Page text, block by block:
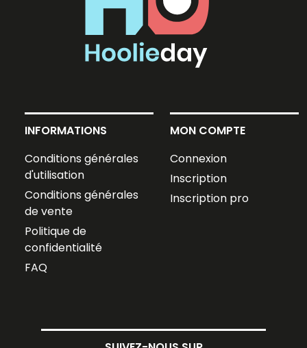
INFORMATIONS
Conditions générales
d'utilisation
Conditions générales
de vente
Politique de
confidentialité
FAQ
MON COMPTE
Connexion
Inscription
Inscription pro